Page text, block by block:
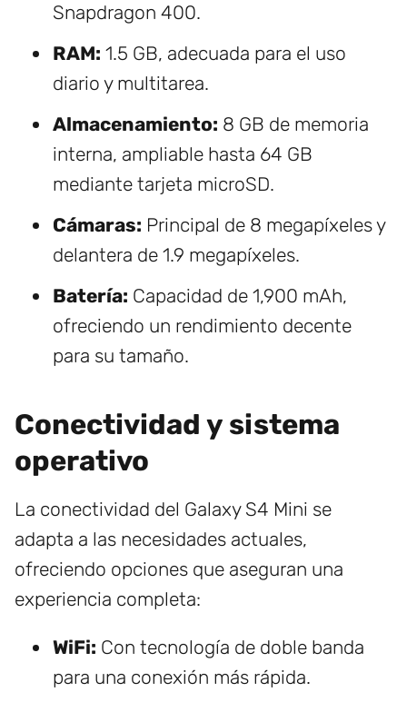
Snapdragon 400.
RAM: 1.5 GB, adecuada para el uso
diario y multitarea.
Almacenamiento: 8 GB de memoria
interna, ampliable hasta 64 GB
mediante tarjeta microSD.
Cámaras: Principal de 8 megapíxeles y
delantera de 1.9 megapíxeles.
Batería: Capacidad de 1,900 mAh,
ofreciendo un rendimiento decente
para su tamaño.
Conectividad y sistema
operativo
La conectividad del Galaxy S4 Mini se
adapta a las necesidades actuales,
ofreciendo opciones que aseguran una
experiencia completa:
WiFi: Con tecnología de doble banda
para una conexión más rápida.